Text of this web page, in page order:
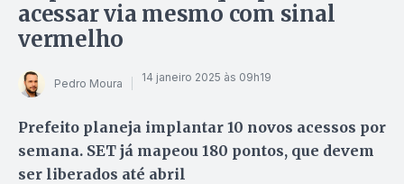
acessar via mesmo com sinal
vermelho
Pedro Moura 14 janeiro 2025 às 09h19
Prefeito planeja implantar 10 novos acessos por
semana. SET já mapeou 180 pontos, que devem
ser liberados até abril